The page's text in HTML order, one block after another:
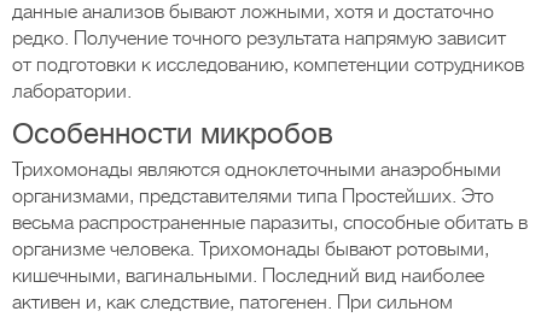
данные анализов бывают ложными, хотя и достаточно
редко. Получение точного результата напрямую зависит
от подготовки к исследованию, компетенции сотрудников
лаборатории.
Особенности микробов
Трихомонады являются одноклеточными анаэробными
организмами, представителями типа Простейших. Это
весьма распространенные паразиты, способные обитать в
организме человека. Трихомонады бывают ротовыми,
кишечными, вагинальными. Последний вид наиболее
активен и, как следствие, патогенен. При сильном